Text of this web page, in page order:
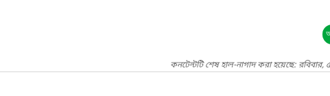
কনটেন্টটি শেষ হাল-নাগাদ করা হয়েছে: